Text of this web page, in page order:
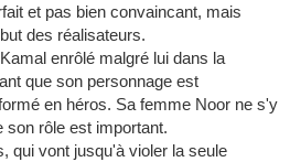
et pas bien convaincant, mais
des réalisateurs.
enrôlé malgré lui dans la
que son personnage est
en héros. Sa femme Noor ne s'y
son rôle est important.
qui vont jusqu'à violer la seule